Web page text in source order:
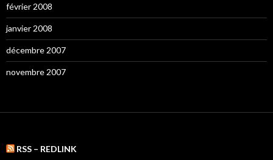
février 2008
janvier 2008
décembre 2007
novembre 2007
RSS – REDLINK